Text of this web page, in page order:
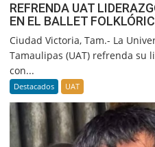
REFRENDA UAT
EN EL BALLET
Ciudad Victoria, Tam.- La
Tamaulipas (UAT) refrenda su
con...
Destacados UAT